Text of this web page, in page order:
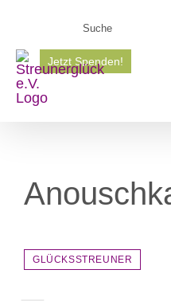
springen
Jetzt Spenden!
GLÜCKSSTREUNER